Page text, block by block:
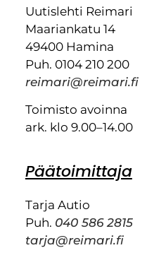
Uutislehti Reimari
Maariankatu 14
49400 Hamina
Puh. 0104 210 200
reimari@reimari.fi
Toimisto avoinna
ark. klo 9.00–14.00
Päätoimittaja
Tarja Autio
Puh. 040 586 2815
tarja@reimari.fi